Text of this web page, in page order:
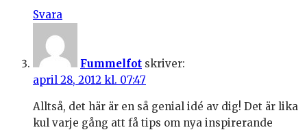
Svara
Fummelfot skriver:
april 28, 2012 kl. 07:47
Alltså, det här är en så genial idé av dig! Det är lika
kul varje gång att få tips om nya inspirerande